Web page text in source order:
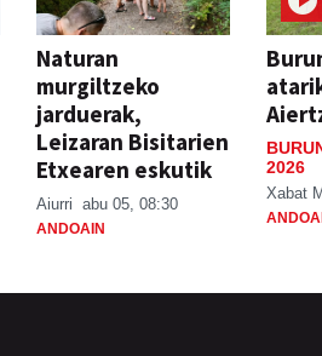
Naturan
murgiltzeko
jarduerak,
Leizaran Bisitarien
Etxearen eskutik
Aiurri abu 05, 08:30
ANDOAIN
2026
Xabat